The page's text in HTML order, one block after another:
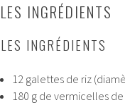
LES INGRÉDIENTS
LES INGRÉDIENTS
12 galettes de riz
180 g de vermicelles de